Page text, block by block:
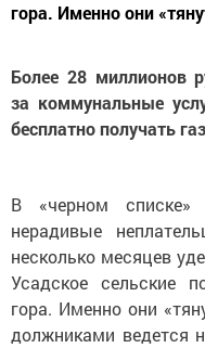
гора. Именно они
Более 28 миллионов
за коммунальные
бесплатно получать
В «черном списке»
нерадивые
несколько месяцев
Усадское сельские
гора. Именно они
должниками ведется